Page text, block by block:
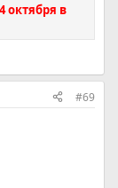
октября в
#69